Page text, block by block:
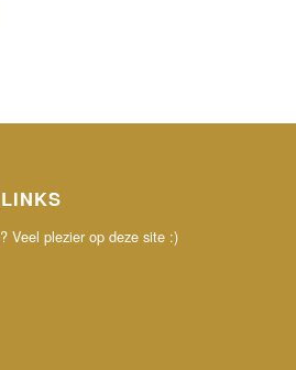
Veel plezier op deze site :)